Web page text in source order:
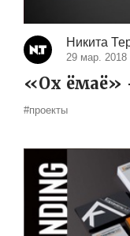
Никита
29 мар. 2018
«Ох ёмаё»
#проекты